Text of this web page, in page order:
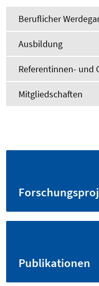
Beruflicher
Ausbildung
Referentinnen- und
Mitgliedschaften
Publikationen